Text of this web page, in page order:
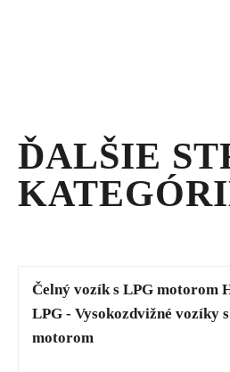
ĎALŠIE
Čelný vozík s LPG motorom
LPG - Vysokozdvižné vozíky
motorom